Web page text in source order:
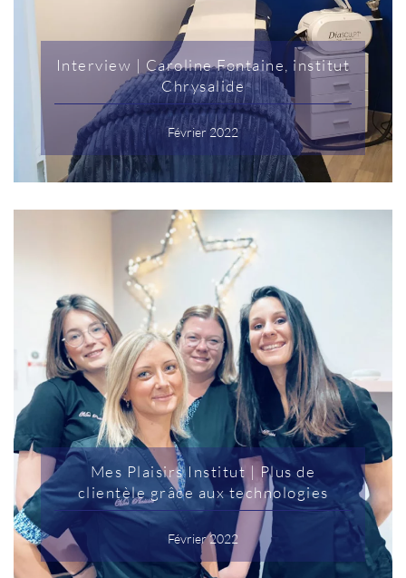
Interview | Caroline Fontaine, institut
Chrysalide
Février 2022
Mes Plaisirs Institut | Plus de
clientèle grâce aux technologies
Février 2022